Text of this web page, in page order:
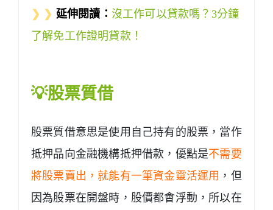
❯ ❯ 延伸閱讀： 沒工作可以貸款嗎？3分鐘
了解免工作證明貸款！
💡股票質借
股票質借意思是使用自己持有的股票，當作
抵押品向金融機構抵押借款，優點是不需要
將股票賣出，就能有一筆資金靈活運用 ，但
因為股票在開盤時，股價都會浮動，所以在